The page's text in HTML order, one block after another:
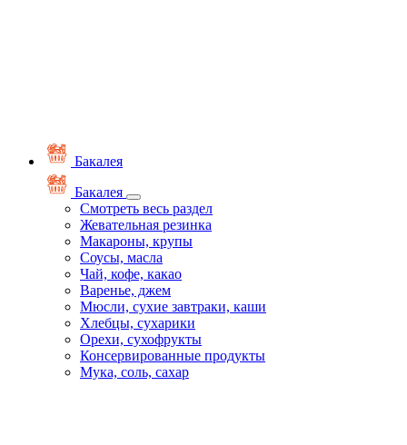
Бакалея
Бакалея
Смотреть весь раздел
Жевательная резинка
Макароны, крупы
Соусы, масла
Чай, кофе, какао
Варенье, джем
Мюсли, сухие завтраки, каши
Хлебцы, сухарики
Орехи, сухофрукты
Консервированные продукты
Мука, соль, сахар